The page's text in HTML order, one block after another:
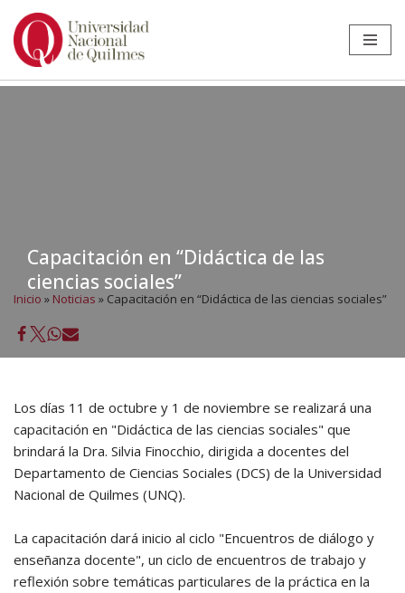
Ir
Capacitación en “Didáctica de las
ciencias sociales”
Inicio » Noticias » Capacitación en “Didáctica de las ciencias sociales”
Los días 11 de octubre y 1 de noviembre se realizará una
capacitación en "Didáctica de las ciencias sociales" que
brindará la Dra. Silvia Finocchio, dirigida a docentes del
Departamento de Ciencias Sociales (DCS) de la Universidad
Nacional de Quilmes (UNQ).
La capacitación dará inicio al ciclo "Encuentros de diálogo y
enseñanza docente", un ciclo de encuentros de trabajo y
reflexión sobre temáticas particulares de la práctica en la